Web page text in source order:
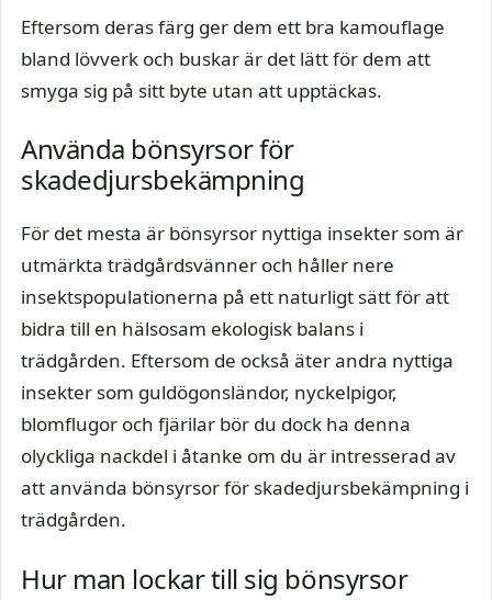
Eftersom deras färg ger dem ett bra kamouflage
bland lövverk och buskar är det lätt för dem att
smyga sig på sitt byte utan att upptäckas.
Använda bönsyrsor för
skadedjursbekämpning
För det mesta är bönsyrsor nyttiga insekter som är
utmärkta trädgårdsvänner och håller nere
insektspopulationerna på ett naturligt sätt för att
bidra till en hälsosam ekologisk balans i
trädgården. Eftersom de också äter andra nyttiga
insekter som guldögonsländor, nyckelpigor,
blomflugor och fjärilar bör du dock ha denna
olyckliga nackdel i åtanke om du är intresserad av
att använda bönsyrsor för skadedjursbekämpning i
trädgården.
Hur man lockar till sig bönsyrsor